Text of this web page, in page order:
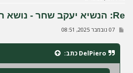
Re: הנשיא יעקב שחר - נושא רשמי
ש
י
ה
07 נובמבר 2025, 08:51
DelPiero כתב: